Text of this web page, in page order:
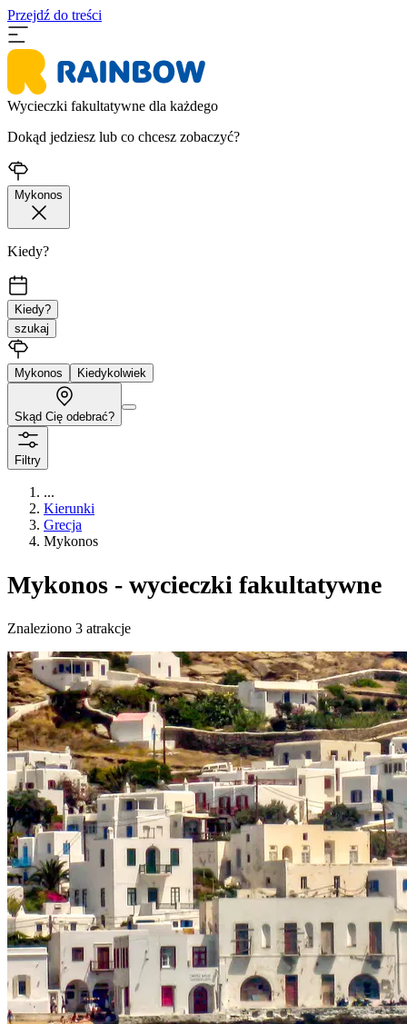
Przejdź do treści
Wycieczki fakultatywne dla każdego
Dokąd jedziesz lub co chcesz zobaczyć?
Mykonos
Kiedy?
Kiedy?
szukaj
Mykonos Kiedykolwiek
Skąd Cię odebrać?
Filtry
...
Kierunki
Grecja
Mykonos
Mykonos - wycieczki fakultatywne
Znaleziono 3 atrakcje